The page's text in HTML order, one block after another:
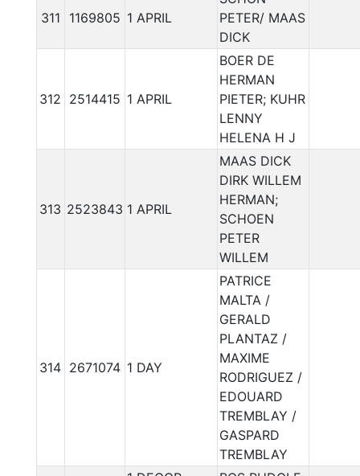
311 1169805 1 APRIL
PETER/ MAAS
DICK
312 2514415 1 APRIL
BOER DE
HERMAN
PIETER; KUHR
LENNY
HELENA H J
313 2523843 1 APRIL
MAAS DICK
DIRK WILLEM
HERMAN;
SCHOEN
PETER
WILLEM
314 2671074 1 DAY
PATRICE
MALTA /
GERALD
PLANTAZ /
MAXIME
RODRIGUEZ /
EDOUARD
TREMBLAY /
GASPARD
TREMBLAY